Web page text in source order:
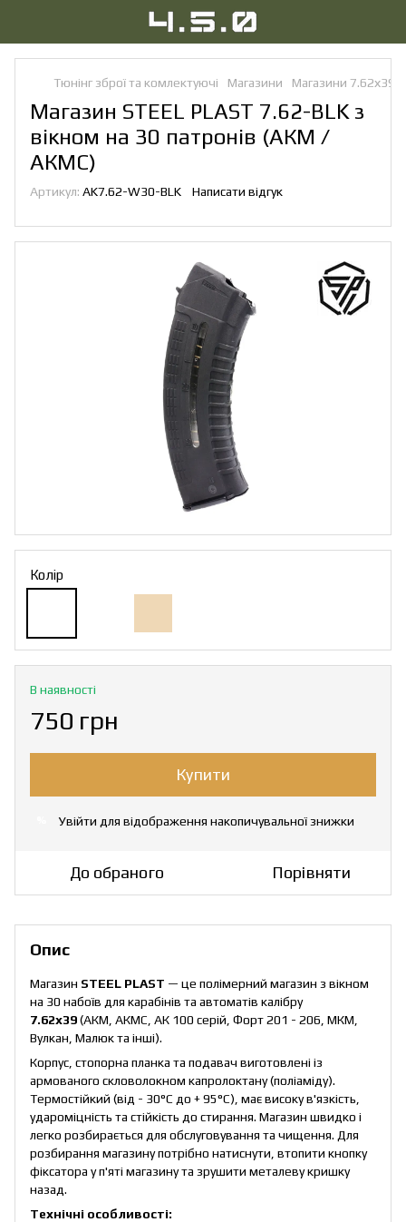
Тюнінг зброї та комлектуючі Магазини Магазини 7.62х39
Магазин STEEL PLAST 7.62-BLK з
вікном на 30 патронів (АКМ /
АКМС)
Артикул: AK7.62-W30-BLK Написати відгук
Колір
В наявності
750 грн
Купити
Увійти для відображення накопичувальної знижки
До обраного Порівняти
Опис
Mагазин STEEL PLAST — це полімерний магазин з вікном
на 30 набоїв для карабінів та автоматів калібру
7.62х39(АКМ, АКМС, АК 100 серій, Форт 201 - 206, МКМ,
Вулкан, Малюк та інші).
Корпус, стопорна планка та подавач виготовлені із
армованого скловолокном капролоктану (поліаміду).
Термостійкий (від - 30°C до + 95°C), має високу в'язкість,
удароміцність та стійкість до стирання. Магазин швидко і
легко розбирається для обслуговування та чищення. Для
розбирання магазину потрібно натиснути, втопити кнопку
фіксатора у п'яті магазину та зрушити металеву кришку
назад.
Технічні особливості: